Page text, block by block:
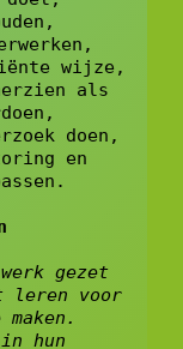
wijze,
als
doen,
en
gezet
leren voor
hun